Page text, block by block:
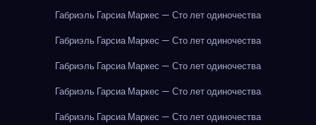
Габриэль Гарсиа Маркес — Сто лет одиночества
Габриэль Гарсиа Маркес — Сто лет одиночества
Габриэль Гарсиа Маркес — Сто лет одиночества
Габриэль Гарсиа Маркес — Сто лет одиночества
Габриэль Гарсиа Маркес — Сто лет одиночества